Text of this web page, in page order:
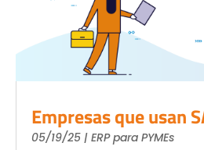
Empresas que usan
05/19/25 | ERP para PYMEs